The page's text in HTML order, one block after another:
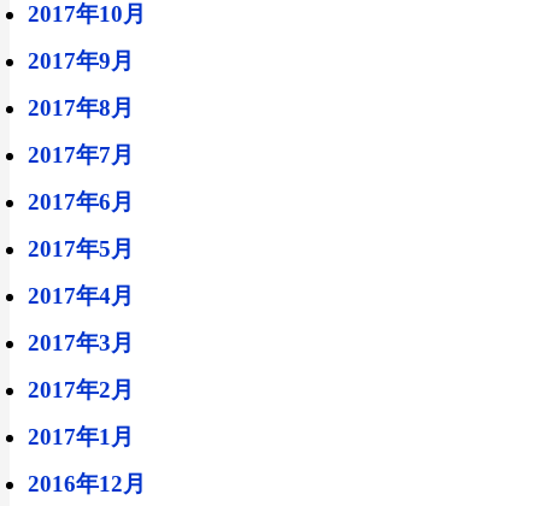
2017年10月
2017年9月
2017年8月
2017年7月
2017年6月
2017年5月
2017年4月
2017年3月
2017年2月
2017年1月
2016年12月